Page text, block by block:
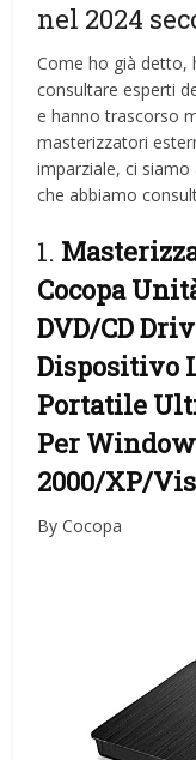
nel 2024
Come ho già
consultare esperti
e hanno trascorso
masterizzatori
imparziale, ci
che abbiamo
1.
Cocopa
DVD/CD
Dispositivo
Portatile
Per
2000/XP/
By Cocopa